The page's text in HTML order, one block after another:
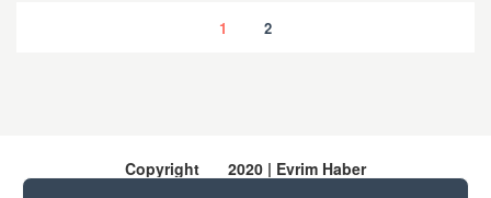
1 2
Copyright 2020 | Evrim Haber